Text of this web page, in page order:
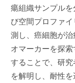
瘍組織サンプル
び空間プロファ
測し、癌細胞が
オマーカーを探
することで、研
を解明し、耐性